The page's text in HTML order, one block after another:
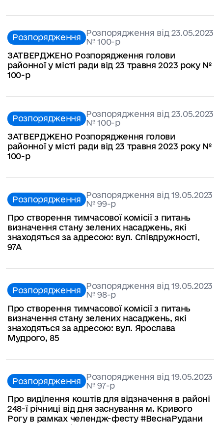
Розпорядження Розпорядження від 23.05.2023
№ 100-р
ЗАТВЕРДЖЕНО Розпорядження голови
районної у місті ради від 23 травня 2023 року №
100-р
Розпорядження Розпорядження від 23.05.2023
№ 100-р
ЗАТВЕРДЖЕНО Розпорядження голови
районної у місті ради від 23 травня 2023 року №
100-р
Розпорядження Розпорядження від 19.05.2023
№ 99-р
Про створення тимчасової комісії з питань
визначення стану зелених насаджень, які
знаходяться за адресою: вул. Співдружності,
97А
Розпорядження Розпорядження від 19.05.2023
№ 98-р
Про створення тимчасової комісії з питань
визначення стану зелених насаджень, які
знаходяться за адресою: вул. Ярослава
Мудрого, 85
Розпорядження Розпорядження від 19.05.2023
№ 97-р
Про виділення коштів для відзначення в районі
248-ї річниці від дня заснування м. Кривого
Рогу в рамках челендж-фесту #ВеснаРудани